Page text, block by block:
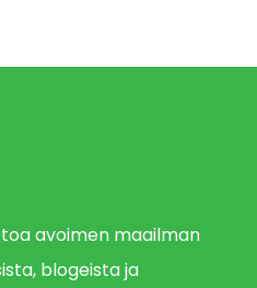
avoimen maailman
blogeista ja